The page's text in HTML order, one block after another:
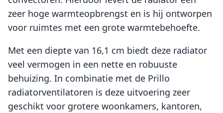
zeer hoge warmteopbrengst en is hij ontworpen
voor ruimtes met een grote warmtebehoefte.
Met een diepte van 16,1 cm biedt deze radiator
veel vermogen in een nette en robuuste
behuizing. In combinatie met de Prillo
radiatorventilatoren is deze uitvoering zeer
geschikt voor grotere woonkamers, kantoren,